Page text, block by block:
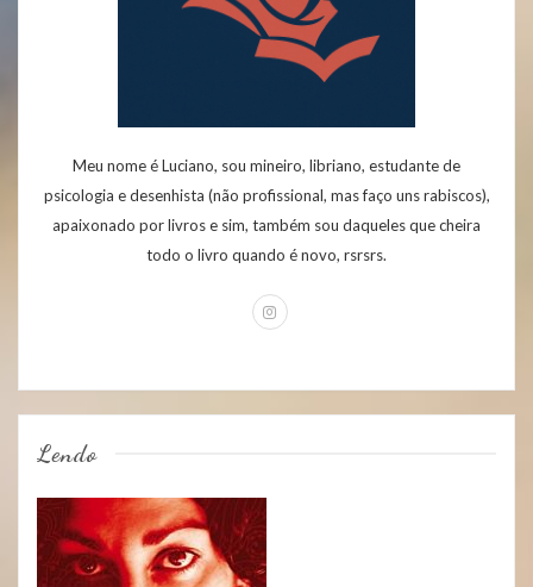
Meu nome é Luciano, sou mineiro, libriano, estudante de
psicologia e desenhista (não profissional, mas faço uns rabiscos),
apaixonado por livros e sim, também sou daqueles que cheira
todo o livro quando é novo, rsrsrs.
Lendo